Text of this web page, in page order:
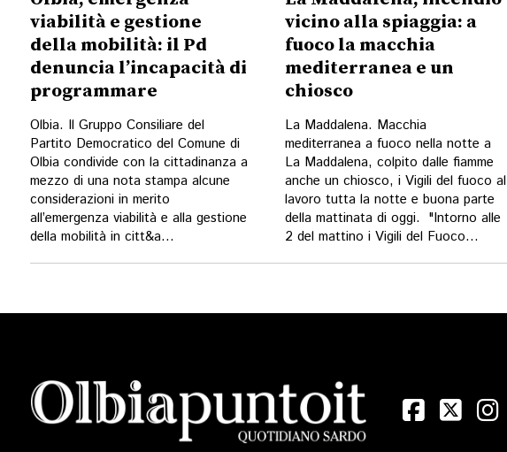
viabilità e gestione
della mobilità: il Pd
denuncia l’incapacità di
programmare
Olbia. Il Gruppo Consiliare del
Partito Democratico del Comune di
Olbia condivide con la cittadinanza a
mezzo di una nota stampa alcune
considerazioni in merito
all’emergenza viabilità e alla gestione
della mobilità in citt&a...
vicino alla spiaggia: a
fuoco la macchia
mediterranea e un
chiosco
La Maddalena. Macchia
mediterranea a fuoco nella notte a
La Maddalena, colpito dalle fiamme
anche un chiosco, i Vigili del fuoco al
lavoro tutta la notte e buona parte
della mattinata di oggi. "Intorno alle
2 del mattino i Vigili del Fuoco...